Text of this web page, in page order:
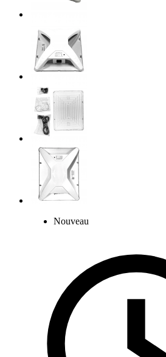
Nouveau